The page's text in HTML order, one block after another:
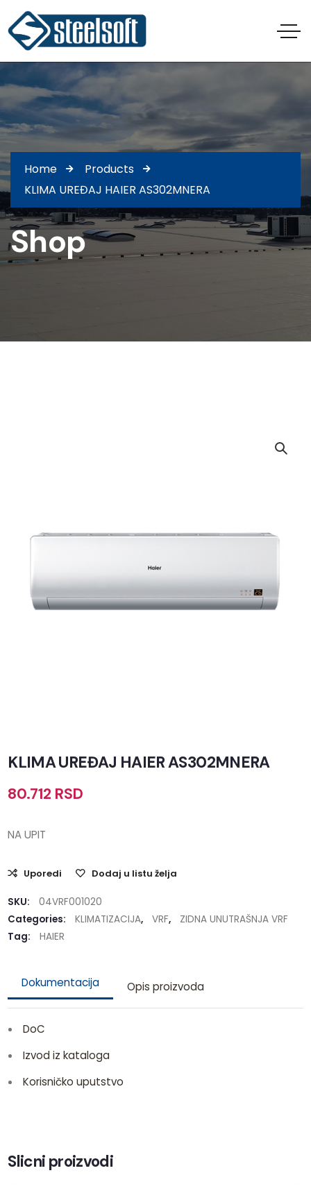
Home
Products
KLIMA UREĐAJ HAIER AS302MNERA
Shop
KLIMA UREĐAJ HAIER AS302MNERA
80.712 RSD
NA UPIT
Uporedi Dodaj u listu želja
SKU:
04VRF001020
Categories:
KLIMATIZACIJA, VRF,
ZIDNA UNUTRAŠNJA VRF
Tag:
HAIER
Dokumentacija Opis proizvoda
DoC
Izvod iz kataloga
Korisničko uputstvo
Slicni proizvodi